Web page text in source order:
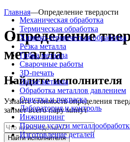
Механическая обработка
Термическая обработка
Химико-термическая обработка
Резка металла
Гибка металла
Сварочные работы
3D-печать
Литьё металла
Обработка металлов давлением
Очистка и покраска
Лаборатория и контроль
Инжиниринг
Прочие услуги
Изготовление деталей
Главная—Определение твердости
Определение
металла
Найдите исполнителя
Узнайте стоимость определения
займет всего пару минут
Найти исполнителя